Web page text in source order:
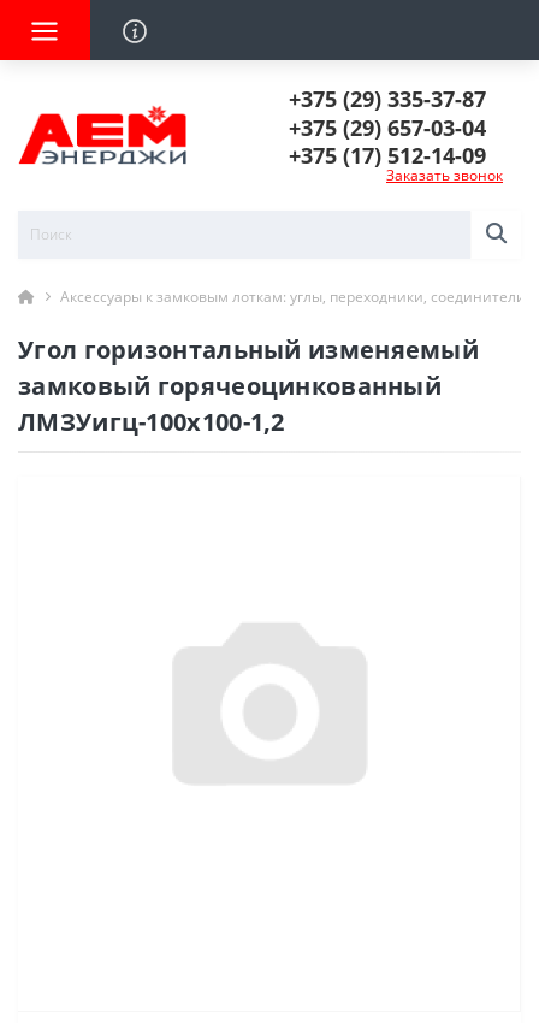
+375 (29) 335-37-87
+375 (29) 657-03-04
+375 (17) 512-14-09
Заказать звонок
Аксессуары к замковым лоткам: углы, переходники, соединители
Угол горизонтальный изменяемый
замковый горячеоцинкованный
ЛМЗУигц-100х100-1,2